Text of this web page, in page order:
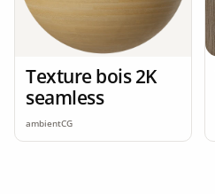
Texture bois 2K
seamless
ambientCG